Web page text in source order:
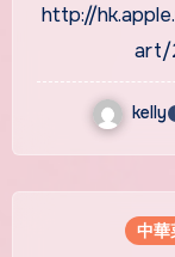
http://hk.apple.nextmedia.com/supplement/food/
art/
kelly
中華